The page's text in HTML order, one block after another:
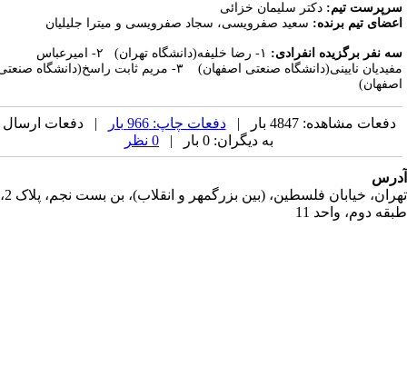
تیم:دکتر سلیمان خزائی
تیم برنده:سعید صفرویسی، سجاد صفرویسی و میترا جلیلیان
نفر برگزیده انفرادی:
۱- رضا خلیفه(دانشگاه تهران) ۲- امیرعباس
مفیدیان­ نایینی(دانشگاه صنعتی اصفهان) ۳- مریم ثابت­ راسخ(دانشگاه صنعتی
دفعات مشاهده: 4847 بار | دفعات چاپ: 966 بار
| دفعات ارسال
به دیگران: 0 بار |
تهران، خیابان فلسطین، (بین بزرگمهر و انقلاب)، بن بست نجم، پلاک 2،
دوم، واحد 11